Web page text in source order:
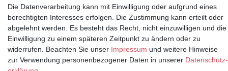
* Alle Preise inkl.
Mehrwertsteuer und zuzüglich
Versand | **ehemaliger
Verkäuferpreis
Die Datenverarbeitung kann mit Einwilligung oder aufgrund eines
berechtigten Interesses erfolgen. Die Zustimmung kann erteilt oder
abgelehnt werden. Es besteht das Recht, nicht einzuwilligen und die
Einwilligung zu einem späteren Zeitpunkt zu ändern oder zu
widerrufen. Beachten Sie unser Impressum und weitere Hinweise
zur Verwendung personenbezogener Daten in unserer Daten­schutz­